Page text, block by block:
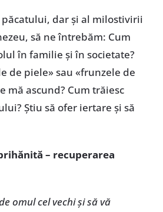
dar și al milostivirii
să ne întrebăm: Cum
în familie și în societate?
de piele» sau «frunzele de
mă ascund? Cum trăiesc
Știu să ofer iertare și să
– recuperarea
omul cel vechi și să vă